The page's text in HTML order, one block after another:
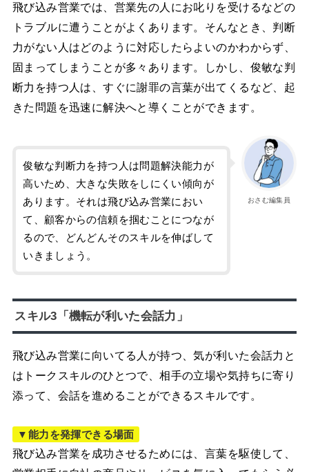
飛び込み営業では、営業先の人にお叱りを受けるなどの
トラブルに遭うことがよくあります。そんなとき、判断
力がない人はどのように対応したらよいのかわからず、
固まってしまうことが多々あります。しかし、俊敏な判
断力を持つ人は、すぐに謝罪の言葉が出てくるなど、起
きた問題を迅速に解決へと導くことができます。
おさむ編集員
俊敏な判断力を持つ人は問題解決能力が
高いため、大きな失敗をしにくい傾向が
あります。それは飛び込み営業におい
て、顧客からの信頼を掴むことにつなが
るので、どんどんそのスキルを伸ばして
いきましょう。
スキル3「機転が利いた会話力」
飛び込み営業に向いてる人が持つ、気が利いた会話力と
はトークスキルのひとつで、相手の立場や気持ちに寄り
添って、会話を進めることができるスキルです。
▼能力を発揮できる場面
飛び込み営業を成功させるためには、言葉を駆使して、